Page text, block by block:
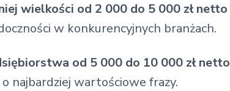
wielkości od 2 000 do 5 000 zł netto
w konkurencyjnych branżach.
od 5 000 do 10 000 zł netto
najbardziej wartościowe frazy.